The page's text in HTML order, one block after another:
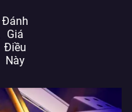
Đánh
Giá
Điều
Này